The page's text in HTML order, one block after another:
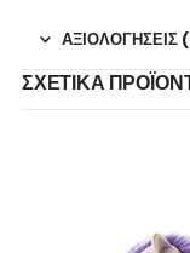
ΑΞΙΟΛΟΓΉΣΕΙΣ
ΣΧΕΤΙΚΆ